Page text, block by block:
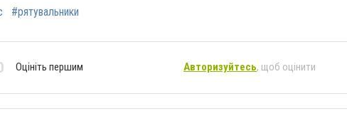
#рятувальники
Оцініть першим Авторизуйтесь, щоб оцінити